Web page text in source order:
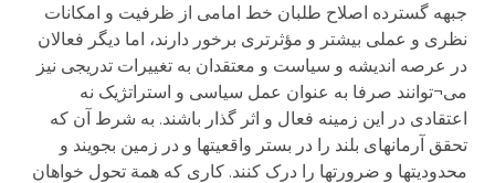
جبهه گسترده اصلاح طلبان خط امامی از ظرفیت و امکانات
نظری و عملی بیشتر و مؤثرتری برخور دارند، اما دیگر فعالان
در عرصه اندیشه و سیاست و معتقدان به تغییرات تدریجی نیز
می¬توانند صرفا به عنوان عمل سیاسی و استراتژیک نه
اعتقادی در این زمینه فعال و اثر گذار باشند. به شرط آن که
تحقق آرمانهای بلند را در بستر واقعیتها و در زمین بجویند و
محدودیتها و ضرورتها را درک کنند. کاری که همة تحول خواهان